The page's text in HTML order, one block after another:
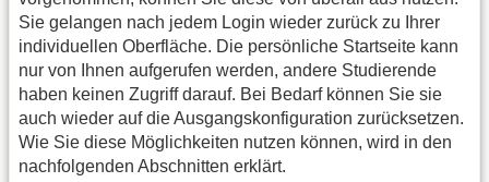
Sie gelangen nach jedem Login wieder zurück zu Ihrer
individuellen Oberfläche. Die persönliche Startseite kann
nur von Ihnen aufgerufen werden, andere Studierende
haben keinen Zugriff darauf. Bei Bedarf können Sie sie
auch wieder auf die Ausgangskonfiguration zurücksetzen.
Wie Sie diese Möglichkeiten nutzen können, wird in den
nachfolgenden Abschnitten erklärt.